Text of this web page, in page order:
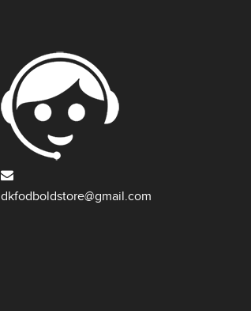
dkfodboldstore@gmail.com